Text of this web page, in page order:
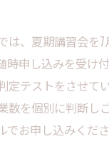
は、夏期講習会を7
時申し込みを受け
定テストをさせて
数を個別に判断し
でお申し込みくださ